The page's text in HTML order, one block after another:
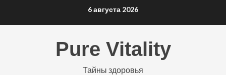
6 августа 2026
Pure Vitality
Тайны здоровья